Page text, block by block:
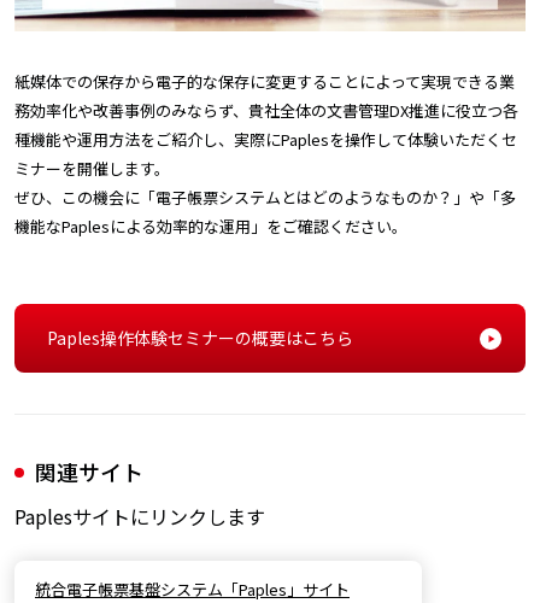
紙媒体での保存から電子的な保存に変更することによって実現できる業
務効率化や改善事例のみならず、貴社全体の文書管理DX推進に役立つ各
種機能や運用方法をご紹介し、実際にPaplesを操作して体験いただくセ
ミナーを開催します。
ぜひ、この機会に「電子帳票システムとはどのようなものか？」や「多
機能なPaplesによる効率的な運用」をご確認ください。
Paples操作体験セミナーの概要はこちら
関連サイト
Paplesサイトにリンクします
統合電子帳票基盤システム「Paples」サイト